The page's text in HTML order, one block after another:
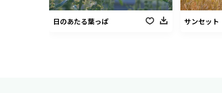
日のあたる葉っぱ サンセット